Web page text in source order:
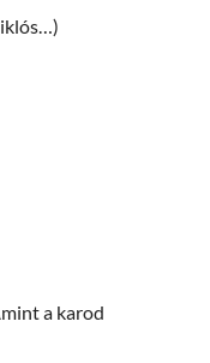
a karod